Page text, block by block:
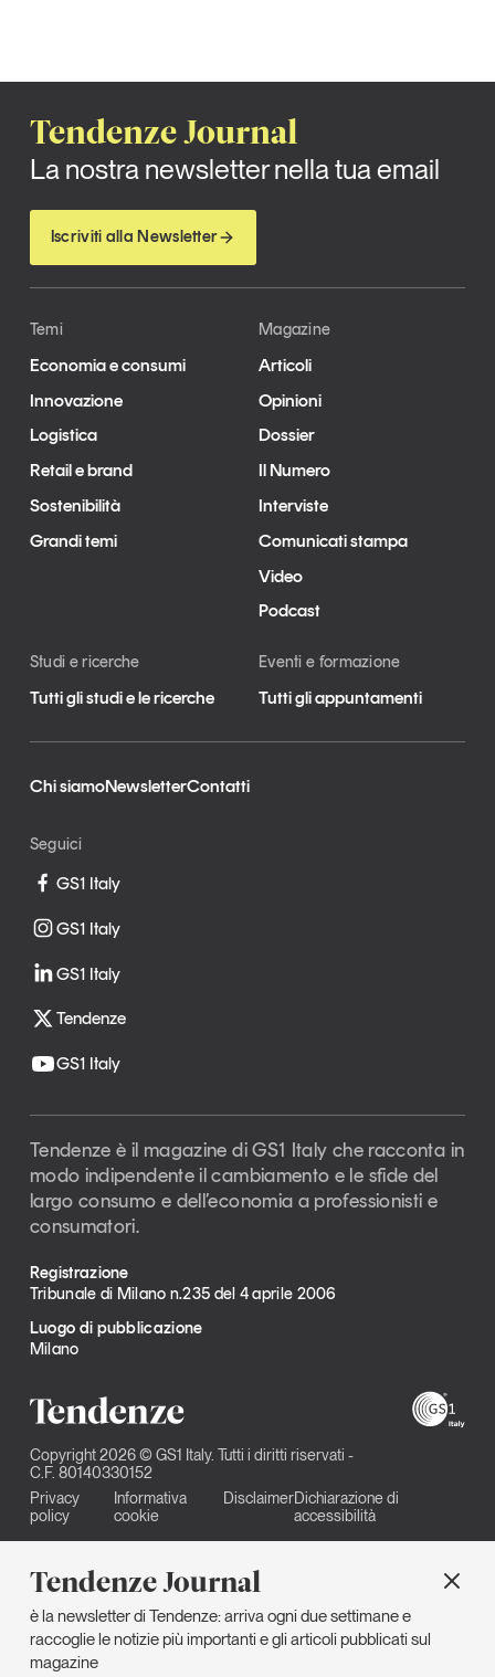
Un anno di
Tendenze2026
Tendenze è il magazine di GS1 Italy che racconta in
modo indipendente il cambiamento e le sfide del largo
consumo e dell’economia a professionisti e
GS1 Italy GS1 Italy
Tendenze
GS1 Italy
Tendenze Journal
è la newsletter di Tendenze: arriva ogni due settimane e
raccoglie le notizie più importanti e gli articoli pubblicati sul
magazine
Tendenze Journal
La nostra newsletter nella tua email
Iscriviti alla Newsletter
Temi
Economia e consumi
Innovazione
Logistica
Retail e brand
Sostenibilità
Grandi temi
Magazine
Articoli
Opinioni
Dossier
Il Numero
Interviste
Comunicati stampa
Video
Podcast
Studi e ricerche
Tutti gli studi e le ricerche
Eventi e formazione
Tutti gli appuntamenti
Chi siamoNewsletterContatti
Seguici
GS1 Italy
GS1 Italy
GS1 Italy
Tendenze
GS1 Italy
Tendenze è il magazine di GS1 Italy che racconta in
modo indipendente il cambiamento e le sfide del
largo consumo e dell’economia a professionisti e
consumatori.
Registrazione
Tribunale di Milano n.235 del 4 aprile 2006
Luogo di pubblicazione
Milano
Copyright 2026 © GS1 Italy. Tutti i diritti riservati -
C.F. 80140330152
Privacy
policy
Informativa
cookie
DisclaimerDichiarazione di
accessibilità